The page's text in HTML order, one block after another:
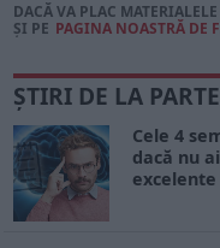
DACĂ VA PLAC
ȘI PE PAGINA NOASTRĂ DE
ŞTIRI DE LA
Cele 4
dacă nu
excelente